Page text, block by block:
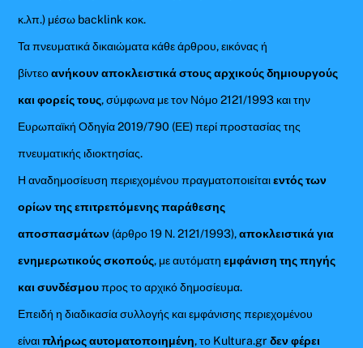
κ.λπ.) μέσω backlink κοκ.
Τα πνευματικά δικαιώματα κάθε άρθρου, εικόνας ή
βίντεοανήκουν αποκλειστικά στους αρχικούς δημιουργούς
και φορείς τους, σύμφωνα με τον Νόμο 2121/1993 και την
Ευρωπαϊκή Οδηγία 2019/790 (ΕΕ) περί προστασίας της
πνευματικής ιδιοκτησίας.
Η αναδημοσίευση περιεχομένου πραγματοποιείταιεντός των
ορίων της επιτρεπόμενης παράθεσης
αποσπασμάτων (άρθρο 19 Ν. 2121/1993),αποκλειστικά για
ενημερωτικούς σκοπούς, με αυτόματηεμφάνιση της πηγής
και συνδέσμουπρος το αρχικό δημοσίευμα.
Επειδή η διαδικασία συλλογής και εμφάνισης περιεχομένου
είναιπλήρως αυτοματοποιημένη, το Kultura.grδεν φέρει